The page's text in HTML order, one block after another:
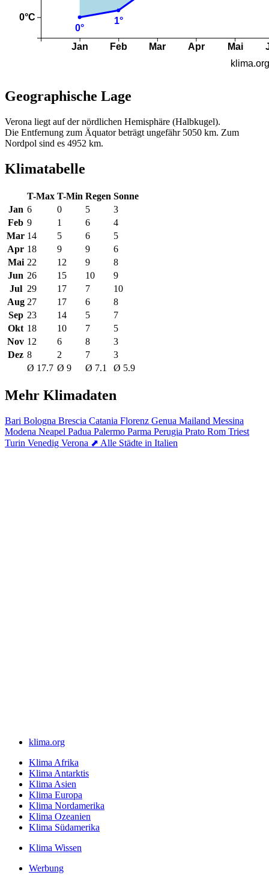
Geographische Lage
Verona liegt auf der nördlichen Hemisphäre (Halbkugel).
Die Entfernung zum Äquator beträgt ungefähr 5050 km. Zum
Nordpol sind es 4952 km.
Klimatabelle
T-Max T-Min Regen Sonne
Jan 6 0 5
3
Feb 9 1 6
4
Mar 14 5 6
5
Apr 18 9 9
6
Mai 22 12 9
8
Jun 26 15 10
9
Jul 29 17 7
10
Aug 27 17 6
8
Sep 23 14 5
7
Okt 18 10 7
5
Nov 12 6 8
3
Dez 8 2 7
3
Ø 17.7 Ø 9 Ø 7.1 Ø 5.9
Mehr Klimadaten
Bari Bologna Brescia Catania Florenz Genua Mailand Messina
Modena Neapel Padua Palermo Parma Perugia Prato Rom Triest
Turin Venedig Verona ⬈ Alle Städte in Italien
klima.org
Klima Afrika
Klima Antarktis
Klima Asien
Klima Europa
Klima Nordamerika
Klima Ozeanien
Klima Südamerika
Klima Wissen
Werbung